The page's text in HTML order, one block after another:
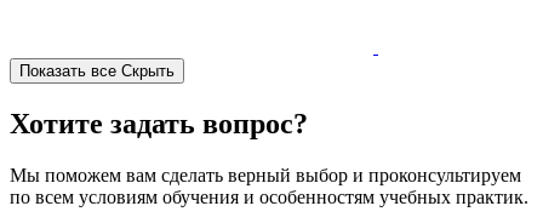
Показать все Скрыть
Хотите задать вопрос?
Мы поможем вам сделать верный выбор и проконсультируем
по всем условиям обучения и особенностям учебных практик.